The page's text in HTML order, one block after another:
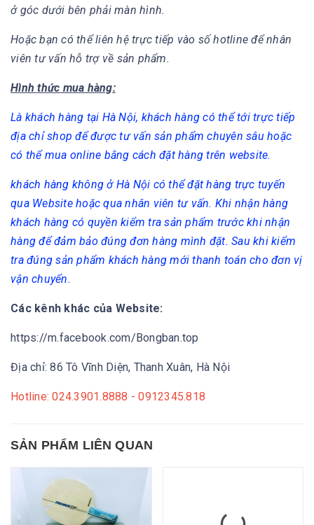
ở góc dưới bên phải màn hình.
Hoặc bạn có thể liên hệ trực tiếp vào số hotline để nhân
viên tư vấn hỗ trợ về sản phẩm.
Hình thức mua hàng:
Là khách hàng tại Hà Nội, khách hàng có thể tới trực tiếp
địa chỉ shop để được tư vấn sản phẩm chuyên sâu hoặc
có thể mua online bằng cách đặt hàng trên website.
khách hàng không ở Hà Nội có thể đặt hàng trực tuyến
qua Website hoặc qua nhân viên tư vấn. Khi nhận hàng
khách hàng có quyền kiểm tra sản phẩm trước khi nhận
hàng để đảm bảo đúng đơn hàng mình đặt. Sau khi kiểm
tra đúng sản phẩm khách hàng mới thanh toán cho đơn vị
vận chuyển.
Các kênh khác của Website:
https://m.facebook.com/Bongban.top
Địa chỉ: 86 Tô Vĩnh Diện, Thanh Xuân, Hà Nội
Hotline: 024.3901.8888 - 0912345.818
SẢN PHẨM LIÊN QUAN